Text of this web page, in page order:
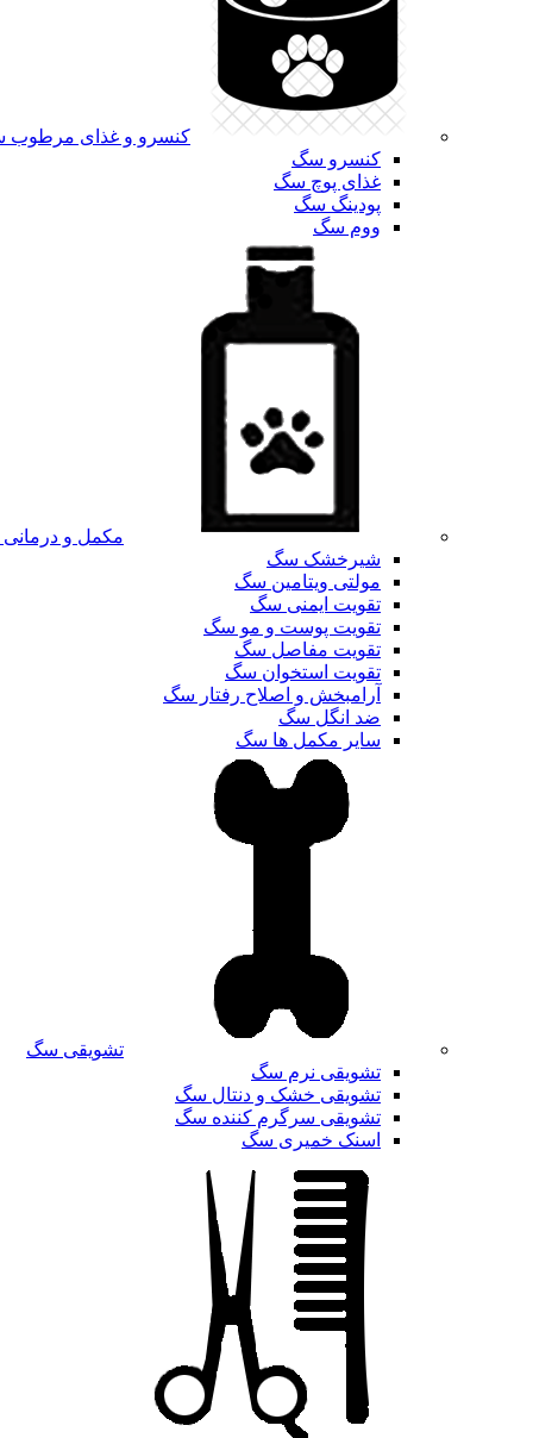
کنسرو و غذای
کنسرو سگ
غذای پوچ سگ
پودینگ سگ
ووم سگ
مکمل و
شیرخشک سگ
مولتی ویتامین سگ
تقویت ایمنی سگ
تقویت پوست و مو سگ
تقویت مفاصل سگ
تقویت استخوان سگ
آرامبخش و اصلاح رفتار سگ
ضد انگل سگ
سایر مکمل ها سگ
تشویقی سگ
تشویقی نرم سگ
تشویقی خشک و دنتال سگ
تشویقی سرگرم کننده سگ
اسنک خمیری سگ